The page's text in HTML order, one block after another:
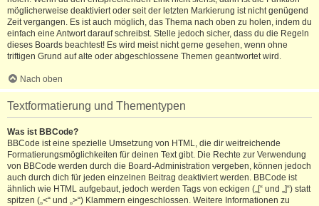
möglicherweise deaktiviert oder seit der letzten Markierung ist nicht genügend
Zeit vergangen. Es ist auch möglich, das Thema nach oben zu holen, indem du
einfach eine Antwort darauf schreibst. Stelle jedoch sicher, dass du die Regeln
dieses Boards beachtest! Es wird meist nicht gerne gesehen, wenn ohne
triftigen Grund auf alte oder abgeschlossene Themen geantwortet wird.
Nach oben
Textformatierung und Thementypen
Was ist BBCode?
BBCode ist eine spezielle Umsetzung von HTML, die dir weitreichende
Formatierungsmöglichkeiten für deinen Text gibt. Die Rechte zur Verwendung
von BBCode werden durch die Board-Administration vergeben, können jedoch
auch durch dich für jeden einzelnen Beitrag deaktiviert werden. BBCode ist
ähnlich wie HTML aufgebaut, jedoch werden Tags von eckigen („[“ und „]“) statt
spitzen („<“ und „>“) Klammern eingeschlossen. Weitere Informationen zu